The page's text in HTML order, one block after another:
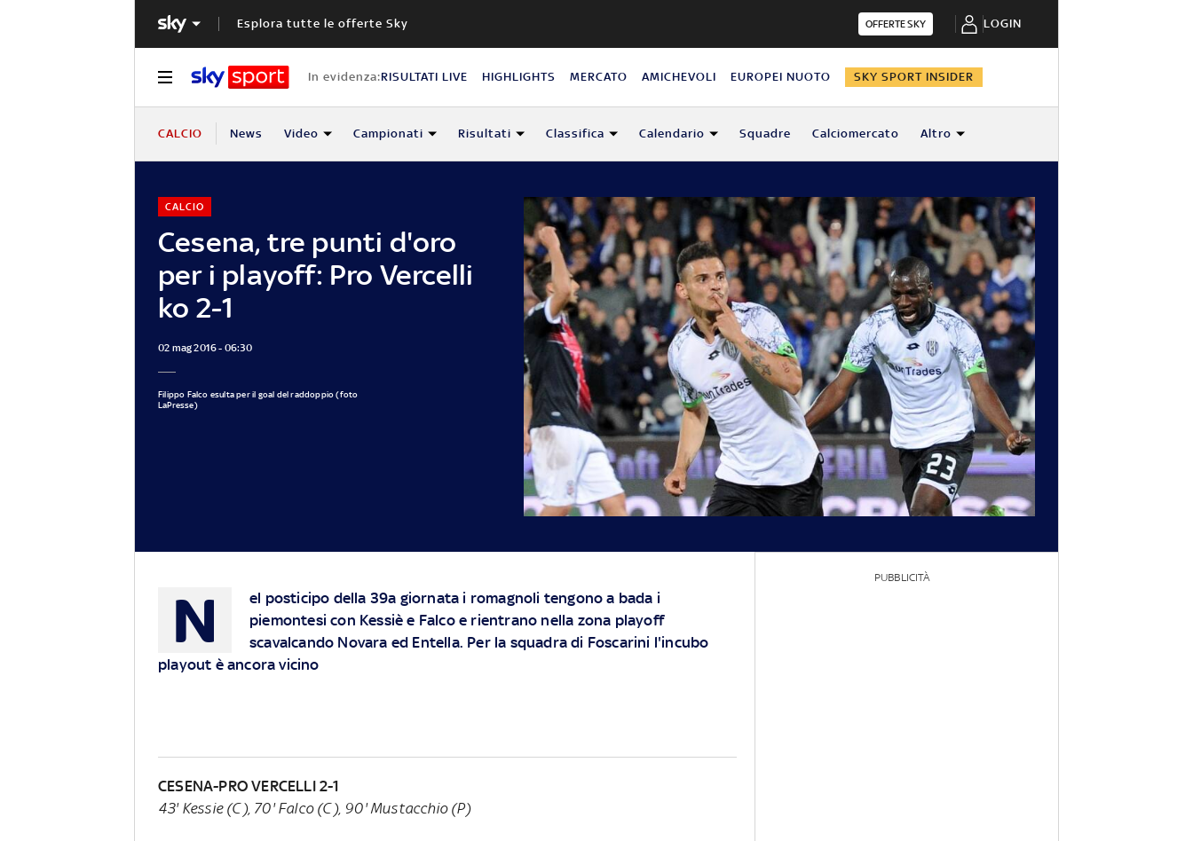
Esplora tutte le offerte Sky OFFERTE SKY LOGIN
In evidenza:RISULTATI LIVE HIGHLIGHTS MERCATO AMICHEVOLI EUROPEI NUOTO SKY SPORT INSIDER
CALCIO News Video Campionati Risultati Classifica Calendario Squadre Calciomercato Altro
Cesena, tre punti d'oro
per i playoff: Pro Vercelli
ko 2-1
CALCIO
02 mag 2016 - 06:30
Filippo Falco esulta per il goal del raddoppio (foto
LaPresse)
N
el posticipo della 39a giornata i romagnoli tengono a bada i
piemontesi con Kessiè e Falco e rientrano nella zona playoff
scavalcando Novara ed Entella. Per la squadra di Foscarini l'incubo
playout è ancora vicino
CESENA-PRO VERCELLI 2-1
43' Kessie (C), 70' Falco (C), 90' Mustacchio (P)
PUBBLICITÀ